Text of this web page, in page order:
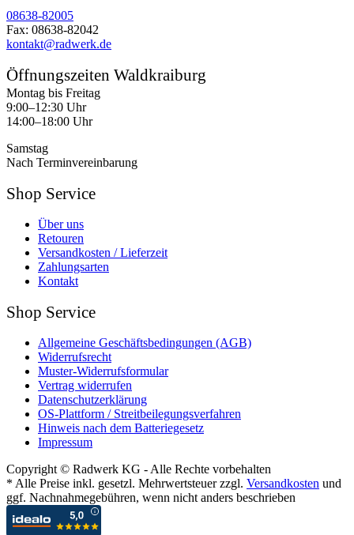
08638-82005
Fax: 08638-82042
kontakt@radwerk.de
Öffnungszeiten Waldkraiburg
Montag bis Freitag
9:00–12:30 Uhr
14:00–18:00 Uhr
Samstag
Nach Terminvereinbarung
Shop Service
Über uns
Retouren
Versandkosten / Lieferzeit
Zahlungsarten
Kontakt
Shop Service
Allgemeine Geschäftsbedingungen (AGB)
Widerrufsrecht
Muster-Widerrufsformular
Vertrag widerrufen
Datenschutzerklärung
OS-Plattform / Streitbeilegungsverfahren
Hinweis nach dem Batteriegesetz
Impressum
Copyright © Radwerk KG - Alle Rechte vorbehalten
* Alle Preise inkl. gesetzl. Mehrwertsteuer zzgl. Versandkosten und
ggf. Nachnahmegebühren, wenn nicht anders beschrieben